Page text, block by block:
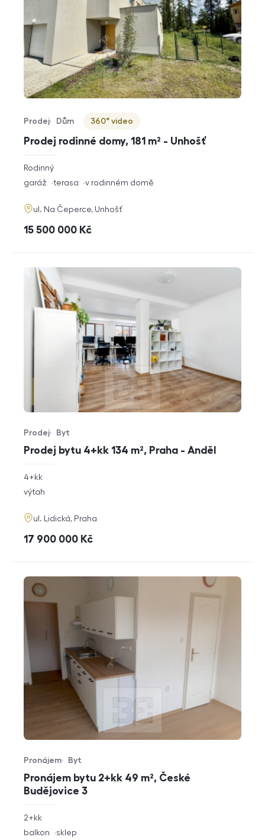
Prodej rodinné domy, 181 m² - Unhošť
Typ nabídky
Prodej
Typ nemovitosti
Dům
Virtuální prohlídka
360° video
rozměry
dispozice
Rodinný
funkce
garáž terasa v rodinném domě
adresa
ul. Na Čeperce, Unhošť
cena
15 500 000 Kč
Prodej bytu 4+kk 134 m², Praha - Anděl
Typ nabídky
Prodej
Typ nemovitosti
Byt
rozměry
4+kk
funkce
výtah
adresa
ul. Lidická, Praha
cena
17 900 000 Kč
Pronájem bytu 2+kk 49 m², České
Budějovice 3
Typ nabídky
Pronájem
Typ nemovitosti
Byt
rozměry
2+kk
funkce
balkon sklep